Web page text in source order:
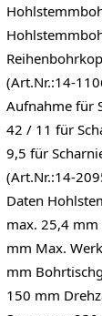
(Art.Nr.:14-
Aufnahme für
42 / 11 für
9,5 für
(Art.Nr.:14-
Daten
max. 25,4
mm Max.
mm
150 mm